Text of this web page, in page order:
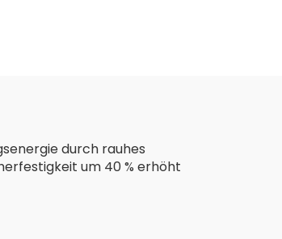
durch rauhes
um 40 % erhöht